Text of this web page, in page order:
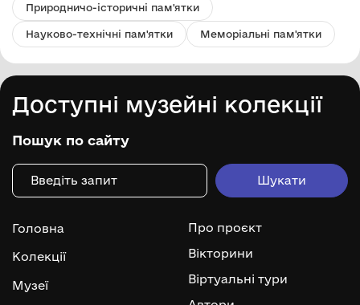
Природничо-історичні пам'ятки
Науково-технічні пам'ятки Меморіальні пам'ятки
Доступні музейні колекції
Пошук по сайту
Головна
Колекції
Музеї
Про проєкт
Вікторини
Віртуальні тури